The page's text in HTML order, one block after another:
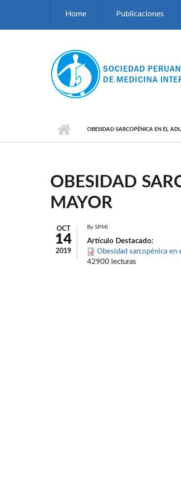
Home Publicaciones
OBESIDAD SARCOPÉNICA EN EL
OBESIDAD
MAYOR
OCT
14
2019
By SPMI
Artículo Destacado:
Obesidad sarcopénica en
42900 lecturas